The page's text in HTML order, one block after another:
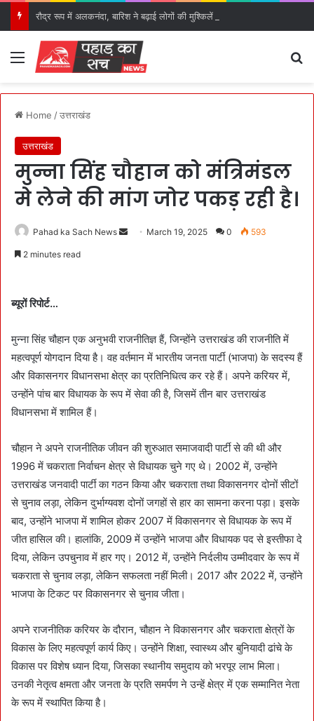
रौद्र रूप में अलकनंदा, बारिश ने बढ़ाई लोगों की मुश्किलें।
Menu
Home /उत्तराखंड
उत्तराखंड
मुन्ना सिंह चौहान को मंत्रिमंडल
मे लेने की मांग जोर पकड़ रही है।
Pahad ka Sach News
m
l
March 19, 2025 0 593
2 minutes read
ब्यूरों रिपोर्ट…
मुन्ना सिंह चौहान एक अनुभवी राजनीतिज्ञ हैं, जिन्होंने उत्तराखंड की राजनीति में
महत्वपूर्ण योगदान दिया है। वह वर्तमान में भारतीय जनता पार्टी (भाजपा) के सदस्य हैं
और विकासनगर विधानसभा क्षेत्र का प्रतिनिधित्व कर रहे हैं। अपने करियर में,
उन्होंने पांच बार विधायक के रूप में सेवा की है, जिसमें तीन बार उत्तराखंड
विधानसभा में शामिल हैं।
चौहान ने अपने राजनीतिक जीवन की शुरुआत समाजवादी पार्टी से की थी और
1996 में चकराता निर्वाचन क्षेत्र से विधायक चुने गए थे। 2002 में, उन्होंने
उत्तराखंड जनवादी पार्टी का गठन किया और चकराता तथा विकासनगर दोनों सीटों
से चुनाव लड़ा, लेकिन दुर्भाग्यवश दोनों जगहों से हार का सामना करना पड़ा। इसके
बाद, उन्होंने भाजपा में शामिल होकर 2007 में विकासनगर से विधायक के रूप में
जीत हासिल की। हालांकि, 2009 में उन्होंने भाजपा और विधायक पद से इस्तीफा दे
दिया, लेकिन उपचुनाव में हार गए। 2012 में, उन्होंने निर्दलीय उम्मीदवार के रूप में
चकराता से चुनाव लड़ा, लेकिन सफलता नहीं मिली। 2017 और 2022 में, उन्होंने
भाजपा के टिकट पर विकासनगर से चुनाव जीता।
अपने राजनीतिक करियर के दौरान, चौहान ने विकासनगर और चकराता क्षेत्रों के
विकास के लिए महत्वपूर्ण कार्य किए। उन्होंने शिक्षा, स्वास्थ्य और बुनियादी ढांचे के
विकास पर विशेष ध्यान दिया, जिसका स्थानीय समुदाय को भरपूर लाभ मिला।
उनकी नेतृत्व क्षमता और जनता के प्रति समर्पण ने उन्हें क्षेत्र में एक सम्मानित नेता
के रूप में स्थापित किया है।